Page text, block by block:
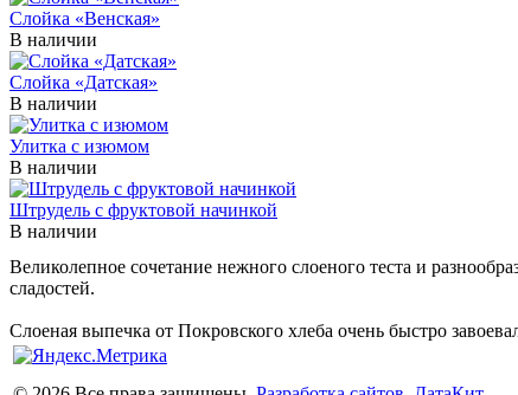
Слойка «Венская»
В наличии
Слойка «Датская»
В наличии
Улитка с изюмом
В наличии
Штрудель с фруктовой начинкой
В наличии
Великолепное сочетание нежного слоеного теста и
сладостей.
Слоеная выпечка от Покровского хлеба очень быстро